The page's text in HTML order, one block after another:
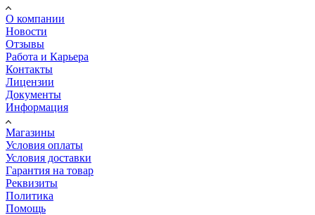
О компании
Новости
Отзывы
Работа и Карьера
Контакты
Лицензии
Документы
Информация
Магазины
Условия оплаты
Условия доставки
Гарантия на товар
Реквизиты
Политика
Помощь